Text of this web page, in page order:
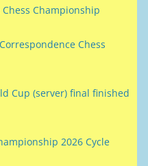
Championship
Chess
Cup (server) final finished
2026 Cycle